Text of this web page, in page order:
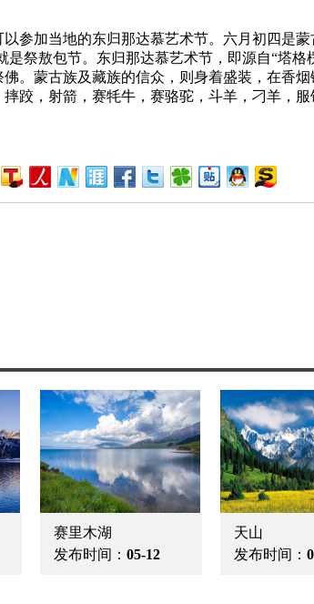
加当地的东归那达慕艺术节。六月初四是蒙
是祭敖包节。东归那达慕艺术节，即源自“塔
。蒙古族及藏族的信众，则身着盛装，在香
摔跤，射箭，赛牦牛，赛骆驼，斗羊，刁羊，
天山
发布时间：05-12
巴音布鲁克
发布时间：